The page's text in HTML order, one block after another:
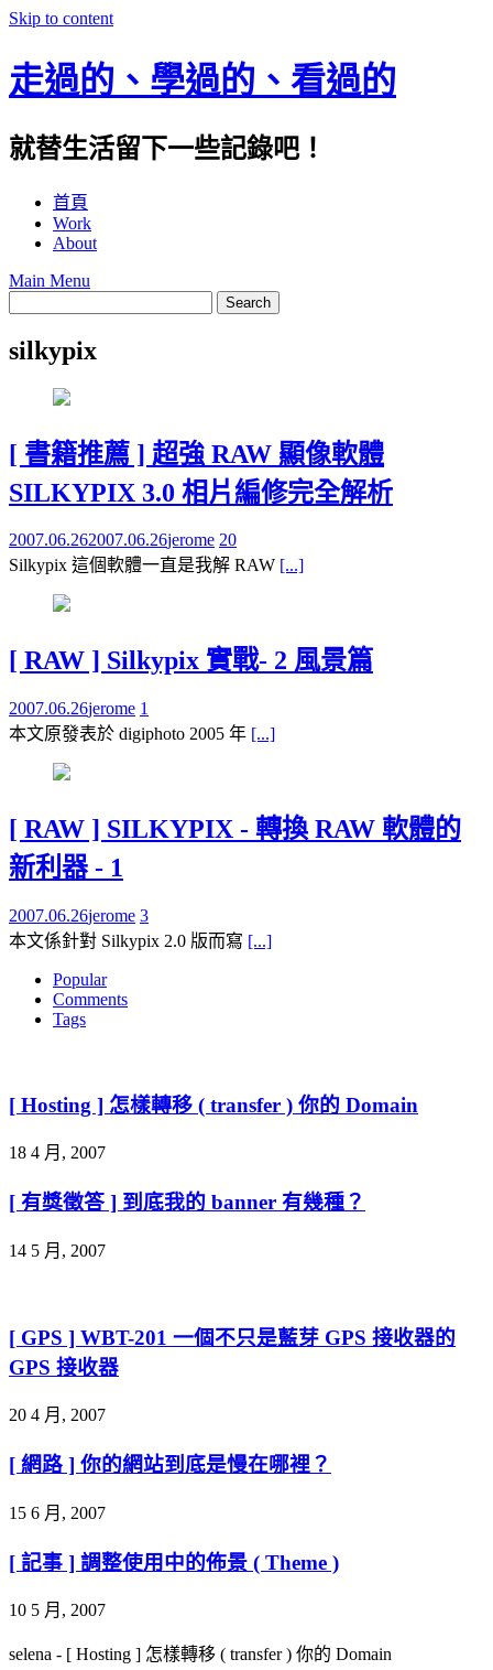
Skip to content
走過的、學過的、看過的
就替生活留下一些記錄吧！
首頁
Work
About
Main Menu
silkypix
[ 書籍推薦 ] 超強 RAW 顯像軟體
SILKYPIX 3.0 相片編修完全解析
2007.06.262007.06.26jerome 20
Silkypix 這個軟體一直是我解 RAW [...]
[ RAW ] Silkypix 實戰- 2 風景篇
2007.06.26jerome 1
本文原發表於 digiphoto 2005 年 [...]
[ RAW ] SILKYPIX - 轉換 RAW 軟體的
新利器 - 1
2007.06.26jerome 3
本文係針對 Silkypix 2.0 版而寫 [...]
Popular
Comments
Tags
[ Hosting ] 怎樣轉移 ( transfer ) 你的 Domain
18 4 月, 2007
[ 有獎徵答 ] 到底我的 banner 有幾種？
14 5 月, 2007
[ GPS ] WBT-201 一個不只是藍芽 GPS 接收器的
GPS 接收器
20 4 月, 2007
[ 網路 ] 你的網站到底是慢在哪裡？
15 6 月, 2007
[ 記事 ] 調整使用中的佈景 ( Theme )
10 5 月, 2007
selena - [ Hosting ] 怎樣轉移 ( transfer ) 你的 Domain